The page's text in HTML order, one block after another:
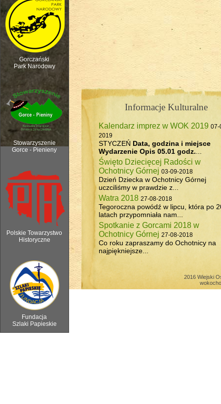
Gorczański
Park Narodowy
Stowarzyszenie
Gorce - Pienieny
Polskie Towarzystwo
Historyczne
Fundacja
Szlaki Papieskie
Rozpoczęcie sezonu pasterskiego, 6
6 sierpnia 2018 - Watra w Ochotnicy
Informacje Kulturalne
Kalendarz imprez w WOK 2019 07-
2019
STYCZEŃ Data, godzina i miejsce
Wydarzenie Opis 05.01 godz.
Święto Dziecięcej Radości w
Ochotnicy Górnej 03-09-2018
Dzień Dziecka w Ochotnicy Górnej
uczciliśmy w prawdzie z...
Watra 2018 27-08-2018
Tegoroczna powódź w lipcu, która po
latach przypomniała nam...
Spotkanie z Gorcami 2018 w
Ochotnicy Górnej 27-08-2018
Co roku zapraszamy do Ochotnicy na
najpiękniejsze...
2016 Wiejski